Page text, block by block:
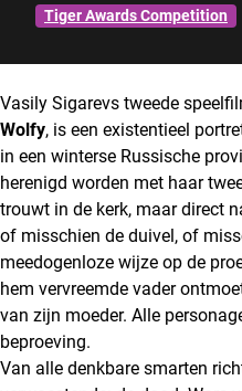
Tiger Awards Competition
Vasily Sigarevs tweede
Wolfy, is een existentieel
in een winterse Russische
herenigd worden met haar
trouwt in de kerk, maar direct
of misschien de duivel, of
meedogenloze wijze op de
hem vervreemde vader
van zijn moeder. Alle
beproeving.
Van alle denkbare smarten